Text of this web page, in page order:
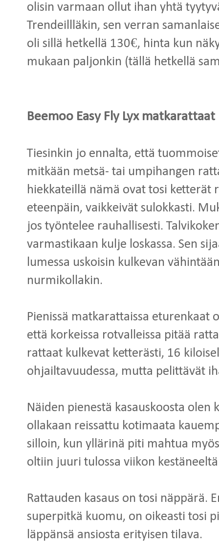
olisin varmaan ollut ihan yhtä
Trendeillläkin, sen verran
oli sillä hetkellä 130€, hinta kun
mukaan paljonkin (tällä hetkellä
Beemoo Easy Fly Lyx matkarattaat
Tiesinkin jo ennalta, että
mitkään metsä- tai umpihangen
hiekkateillä nämä ovat tosi
eteenpäin, vaikkeivät sulokkasti.
jos työntelee rauhallisesti.
varmastikaan kulje loskassa. Sen
lumessa uskoisin kulkevan
nurmikollakin.
Pienissä matkarattaissa eturenkaat
että korkeissa rotvalleissa pitää
rattaat kulkevat ketterästi, 16
ohjailtavuudessa, mutta pelittävät
Näiden pienestä kasauskoosta
ollakaan reissattu kotimaata
silloin, kun yllärinä piti mahtua
oltiin juuri tulossa viikon
Rattauden kasaus on tosi näppärä.
superpitkä kuomu, on oikeasti tosi
läppänsä ansiosta erityisen tilava.